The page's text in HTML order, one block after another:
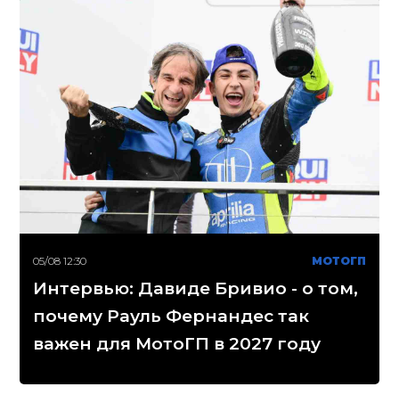
05/08 12:30 МОТОГП
Интервью: Давиде Бривио - о том,
почему Рауль Фернандес так
важен для МотоГП в 2027 году